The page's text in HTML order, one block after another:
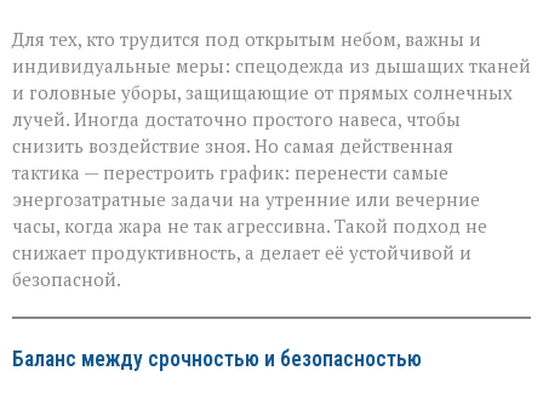
Для тех, кто трудится под открытым небом, важны и
индивидуальные меры: спецодежда из дышащих тканей
и головные уборы, защищающие от прямых солнечных
лучей. Иногда достаточно простого навеса, чтобы
снизить воздействие зноя. Но самая действенная
тактика — перестроить график: перенести самые
энергозатратные задачи на утренние или вечерние
часы, когда жара не так агрессивна. Такой подход не
снижает продуктивность, а делает её устойчивой и
безопасной.
Баланс между срочностью и безопасностью